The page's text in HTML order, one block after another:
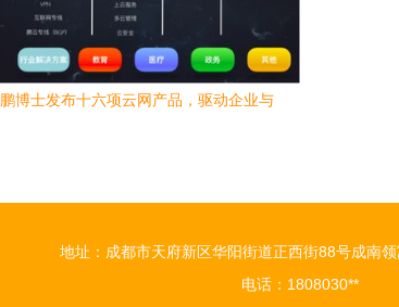
鹏博士发布十六项云网产品，驱动企业与
地址：成都市天府新区华阳街道正西街88号成南
电话：1808030**